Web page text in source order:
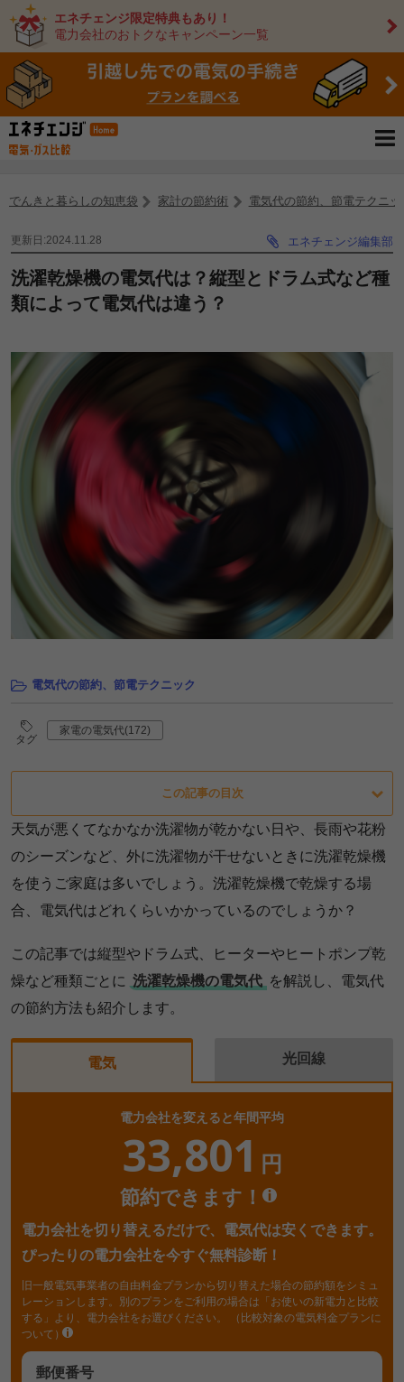
エネチェンジ限定特典もあり！
電力会社のおトクなキャンペーン一覧
でんきと暮らしの知恵袋 家計の節約術 電気代の節約、節電テクニッ
更新日:2024.11.28 エネチェンジ編集部
洗濯乾燥機の電気代は？縦型とドラム式など種
類によって電気代は違う？
電気代の節約、節電テクニック
タグ
家電の電気代(172)
この記事の目次
天気が悪くてなかなか洗濯物が乾かない日や、長雨や花粉
のシーズンなど、外に洗濯物が干せないときに洗濯乾燥機
を使うご家庭は多いでしょう。洗濯乾燥機で乾燥する場
合、電気代はどれくらいかかっているのでしょうか？
この記事では縦型やドラム式、ヒーターやヒートポンプ乾
燥など種類ごとに 洗濯乾燥機の電気代 を解説し、電気代
の節約方法も紹介します。
電気
電力会社を変えると年間平均
33,801 円
節約できます！
電力会社を切り替えるだけで、電気代は安くできます。
ぴったりの電力会社を今すぐ無料診断！
旧一般電気事業者の自由料金プランから切り替えた場合の節約額をシミュ
レーションします。別のプランをご利用の場合は「お使いの新電力と比較
する」より、電力会社をお選びください。
（比較対象の電気料金プランに
ついて）
郵便番号
光回線